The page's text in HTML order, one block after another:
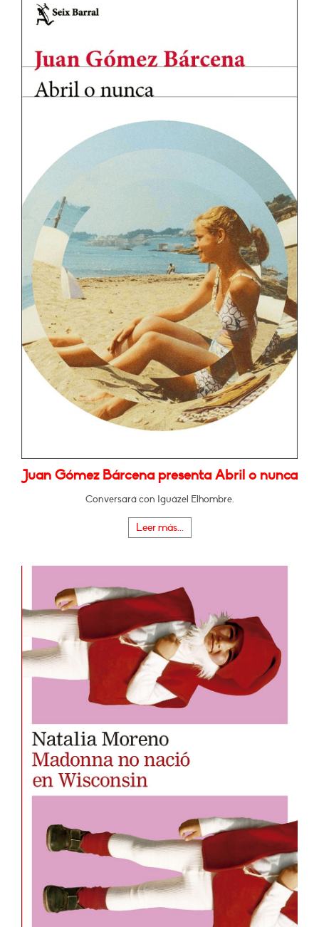
Juan Gómez Bárcena presenta Abril o nunca
Conversará con Iguázel Elhombre.
Leer más...